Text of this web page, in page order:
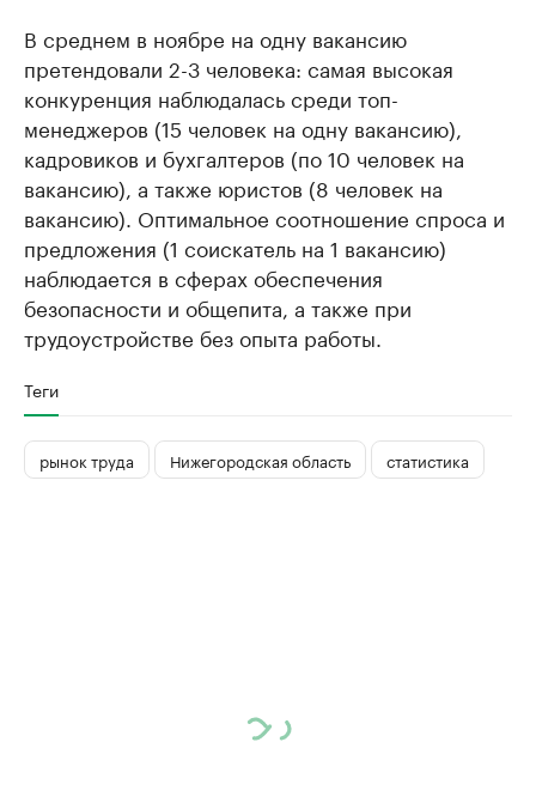
В среднем в ноябре на одну вакансию
претендовали 2-3 человека: самая высокая
конкуренция наблюдалась среди топ-
менеджеров (15 человек на одну вакансию),
кадровиков и бухгалтеров (по 10 человек на
вакансию), а также юристов (8 человек на
вакансию). Оптимальное соотношение спроса и
предложения (1 соискатель на 1 вакансию)
наблюдается в сферах обеспечения
безопасности и общепита, а также при
трудоустройстве без опыта работы.
Теги
рынок труда Нижегородская область статистика